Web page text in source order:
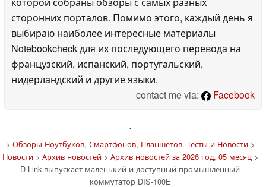
сторонних порталов. Помимо этого, каждый день я
выбираю наиболее интересные материалы
Notebookcheck для их последующего перевода на
французский, испанский, португальский,
нидерландский и другие языки.
contact me via:
Facebook
'
> Обзоры Ноутбуков, Смартфонов, Планшетов. Тесты и Новости>
Новости> Архив новостей> Архив новостей за 2026 год, 05 месяц>
D-Link выпускает маленький и доступный промышленный
коммутатор DIS-100E